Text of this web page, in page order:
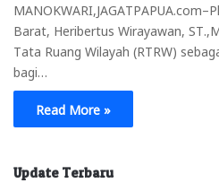
Barat, Heribertus Wirayawan,
Tata Ruang Wilayah (RTRW)
bagi…
Read More »
Update Terbaru